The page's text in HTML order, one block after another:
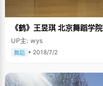
《鹤》王昱琪 北京舞蹈学院
UP主: wys
舞蹈 • 2018/7/2